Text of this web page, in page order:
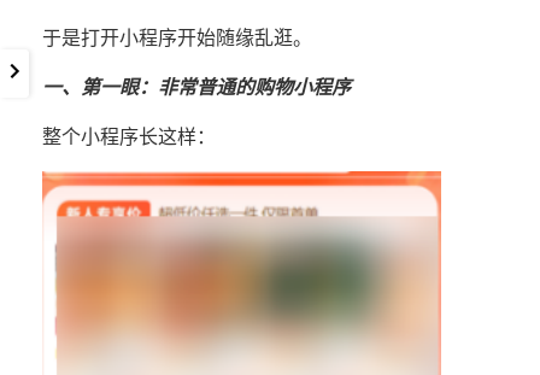
于是打开小程序开始随缘乱逛。
一、第一眼：非常普通的购物小程序
整个小程序长这样：